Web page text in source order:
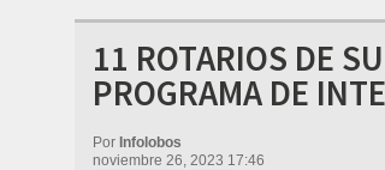
11 ROTARIOS DE
PROGRAMA DE
Por Infolobos
noviembre 26, 2023 17:46